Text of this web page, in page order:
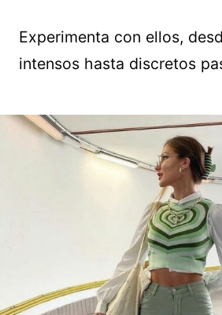
Experimenta con ellos,
intensos hasta discretos